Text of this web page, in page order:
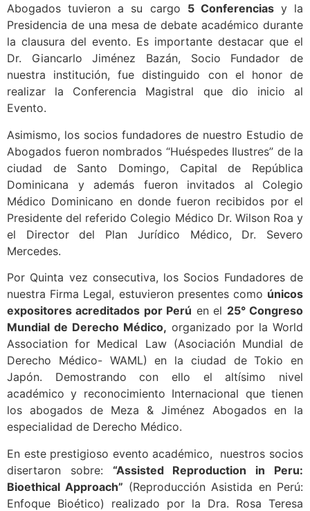
Abogados tuvieron a su cargo 5 Conferenciasy la
Presidencia de una mesa de debate académico durante
la clausura del evento. Es importante destacar que el
Dr. Giancarlo Jiménez Bazán, Socio Fundador de
nuestra institución, fue distinguido con el honor de
realizar la Conferencia Magistral que dio inicio al
Evento.
Asimismo, los socios fundadores de nuestro Estudio de
Abogados fueron nombrados “Huéspedes Ilustres” de la
ciudad de Santo Domingo, Capital de República
Dominicana y además fueron invitados al Colegio
Médico Dominicano en donde fueron recibidos por el
Presidente del referido Colegio Médico Dr. Wilson Roa y
el Director del Plan Jurídico Médico, Dr. Severo
Mercedes.
Por Quinta vez consecutiva, los Socios Fundadores de
nuestra Firma Legal, estuvieron presentes como únicos
expositores acreditados por Perú en el 25° Congreso
Mundial de Derecho Médico, organizado por la World
Association for Medical Law (Asociación Mundial de
Derecho Médico- WAML) en la ciudad de Tokio en
Japón. Demostrando con ello el altísimo nivel
académico y reconocimiento Internacional que tienen
los abogados de Meza & Jiménez Abogados en la
especialidad de Derecho Médico.
En este prestigioso evento académico, nuestros socios
disertaron sobre: “Assisted Reproduction in Peru:
Bioethical Approach” (Reproducción Asistida en Perú:
Enfoque Bioético) realizado por la Dra. Rosa Teresa